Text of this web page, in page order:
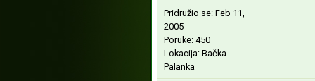
Pridružio se: Feb 11,
2005
Poruke: 450
Lokacija: Bačka
Palanka